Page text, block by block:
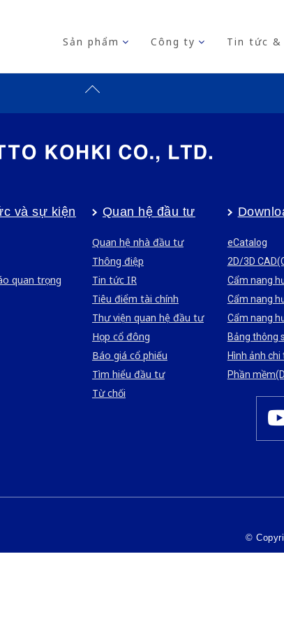
Sản phẩm Công ty Tin tức &
và sự kiện
quan trọng
Quan hệ đầu tư
Quan hệ nhà đầu tư
Thông điệp
Tin tức IR
Tiêu điểm tài chính
Thư viện quan hệ đầu tư
Họp cổ đông
Báo giá cổ phiếu
Tìm hiểu đầu tư
Từ chối
eCatalog
2D/3D
Cẩm nang
Cẩm nang
Cẩm nang
Bảng thông
Hình ảnh
Phần
©